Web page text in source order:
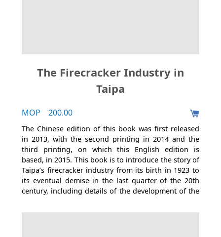
The Firecracker Industry in
Taipa
MOP 200.00
The Chinese edition of this book was first released
in 2013, with the second printing in 2014 and the
third printing, on which this English edition is
based, in 2015. This book is to introduce the story of
Taipa’s firecracker industry from its birth in 1923 to
its eventual demise in the last quarter of the 20th
century, including details of the development of the
factories in Taipa, the traditional process of making